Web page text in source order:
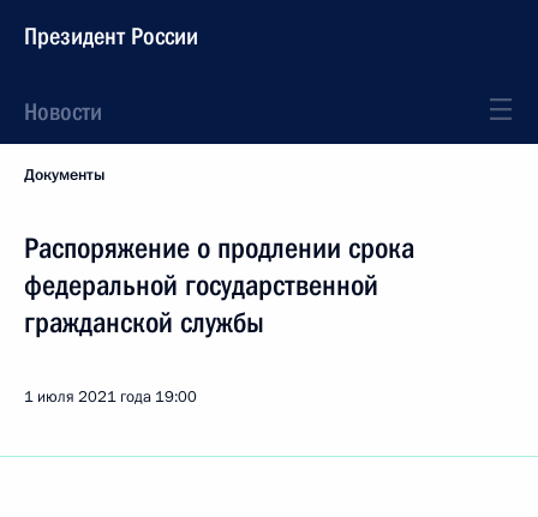
Президент России
Новости
Документы
Распоряжение о продлении срока
федеральной государственной
гражданской службы
1 июля 2021 года 19:00